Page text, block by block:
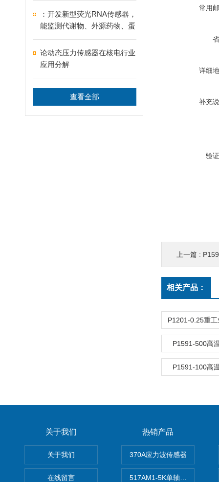
：开发新型荧光RNA传感器，
能监测代谢物、外源药物、蛋
白与金属离子等靶标!
论动态压力传感器在核电行业
应用分解
查看全部
常用
详细
补充
验
上一篇 :
相关产品：
P1591-500高
P1591-100高
关于我们
关于我们
在线留言
热销产品
370A应力波传感器
517AM1-5K单轴冲击IEPE加